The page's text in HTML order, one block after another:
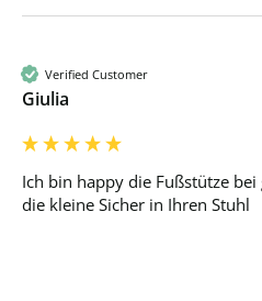
Verified Customer
Giulia
Ich bin happy die Fußstütze
die kleine Sicher in Ihren Stuhl